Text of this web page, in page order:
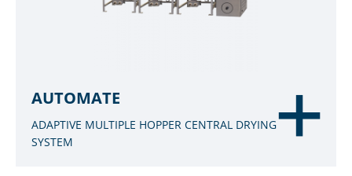
AUTOMATE
ADAPTIVE MULTIPLE HOPPER CENTRAL DRYING
SYSTEM